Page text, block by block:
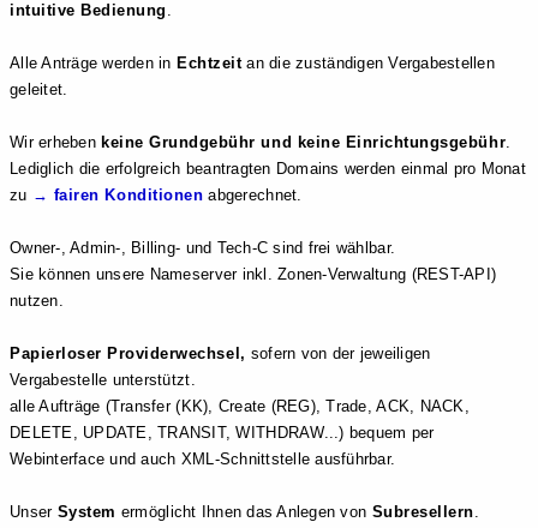
intuitive Bedienung .
Alle Anträge werden in Echtzeitan die zuständigen Vergabestellen
geleitet.
Wir erheben keine Grundgebühr und keine Einrichtungsgebühr.
Lediglich die erfolgreich beantragten Domains werden einmal pro Monat
zu → fairen Konditionen abgerechnet.
Owner-, Admin-, Billing- und Tech-C sind frei wählbar.
Sie können unsere Nameserver inkl. Zonen-Verwaltung (REST-API)
nutzen.
Papierloser Providerwechsel, sofern von der jeweiligen
Vergabestelle unterstützt.
alle Aufträge (Transfer (KK), Create (REG), Trade, ACK, NACK,
DELETE, UPDATE, TRANSIT, WITHDRAW...) bequem per
Webinterface und auch XML-Schnittstelle ausführbar.
Unser System ermöglicht Ihnen das Anlegen von Subresellern.